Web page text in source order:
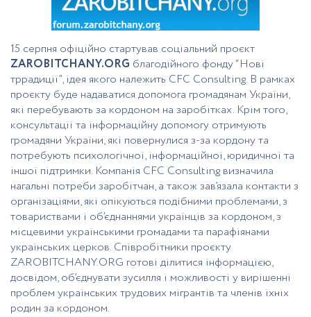
15 серпня офіційно стартував соціальний проєкт
ZAROBITCHANY.ORG благодійного фонду “Нові
тррадиції”, ідея якого належить CFC Consulting. В рамках
проєкту буде надаватися допомога громадянам України,
які перебувають за кордоном на заробітках. Крім того,
консультації та інформаційну допомогу отримують
громадяни України, які повернулися з-за кордону та
потребують психологічної, інформаційної, юридичної та
іншої підтримки. Компанія CFC Consulting визначила
нагальні потреби заробітчан, а також зав’язала контакти з
організаціями, які опікуються подібними проблемами, з
товариствами і об’єднаннями українців за кордоном, з
місцевими українськими громадами та парафіянами
українських церков. Співробітники проєкту
ZAROBITCHANY.ORG готові ділитися інформацією,
досвідом, об’єднувати зусилля і можливості у вирішенні
проблем українських трудових мігрантів та членів їхніх
родин за кордоном.